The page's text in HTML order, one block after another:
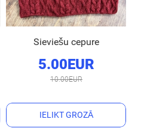
Sieviešu cepure
5.00EUR
10.00EUR
IELIKT GROZĀ